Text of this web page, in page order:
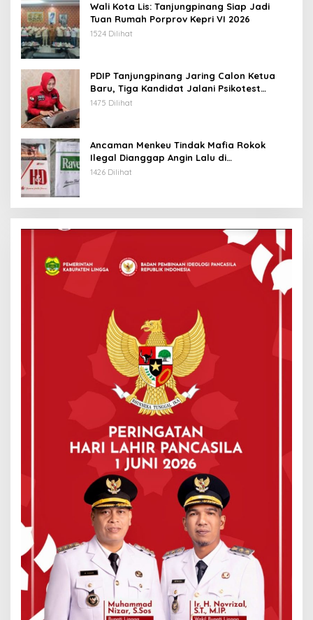
Wali Kota Lis: Tanjungpinang Siap Jadi
Tuan Rumah Porprov Kepri VI 2026
1524 Dilihat
PDIP Tanjungpinang Jaring Calon Ketua
Baru, Tiga Kandidat Jalani Psikotest
Daring
1475 Dilihat
Ancaman Menkeu Tindak Mafia Rokok
Ilegal Dianggap Angin Lalu di
Tanjungpinang
1426 Dilihat